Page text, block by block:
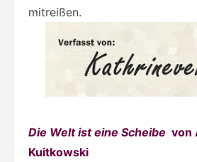
mitreißen.
Die Welt ist eine Scheibe von
Kuitkowski